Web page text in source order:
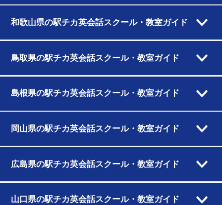
和歌山県の駅チカ英会話スクール・教室ガイド
鳥取県の駅チカ英会話スクール・教室ガイド
島根県の駅チカ英会話スクール・教室ガイド
岡山県の駅チカ英会話スクール・教室ガイド
広島県の駅チカ英会話スクール・教室ガイド
山口県の駅チカ英会話スクール・教室ガイド